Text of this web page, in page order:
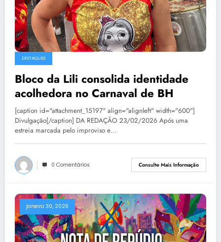
DESTAQUES
Bloco da Lili consolida identidade
acolhedora no Carnaval de BH
[caption id="attachment_15197" align="alignleft" width="600"]
Divulgação[/caption] DA REDAÇÃO 23/02/2026 Após uma
estreia marcada pelo improviso e…
0 Comentários Consulte Mais Informação
janeiro 30, 2026